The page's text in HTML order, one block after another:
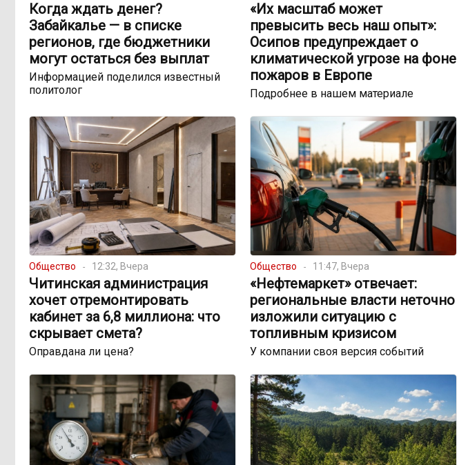
Когда ждать денег?
Забайкалье — в списке
регионов, где бюджетники
могут остаться без выплат
Информацией поделился известный
политолог
«Их масштаб может
превысить весь наш опыт»:
Осипов предупреждает о
климатической угрозе на фоне
пожаров в Европе
Подробнее в нашем материале
Общество 12:32, Вчера
Читинская администрация
хочет отремонтировать
кабинет за 6,8 миллиона: что
скрывает смета?
Оправдана ли цена?
Общество 11:47, Вчера
«Нефтемаркет» отвечает:
региональные власти неточно
изложили ситуацию с
топливным кризисом
У компании своя версия событий